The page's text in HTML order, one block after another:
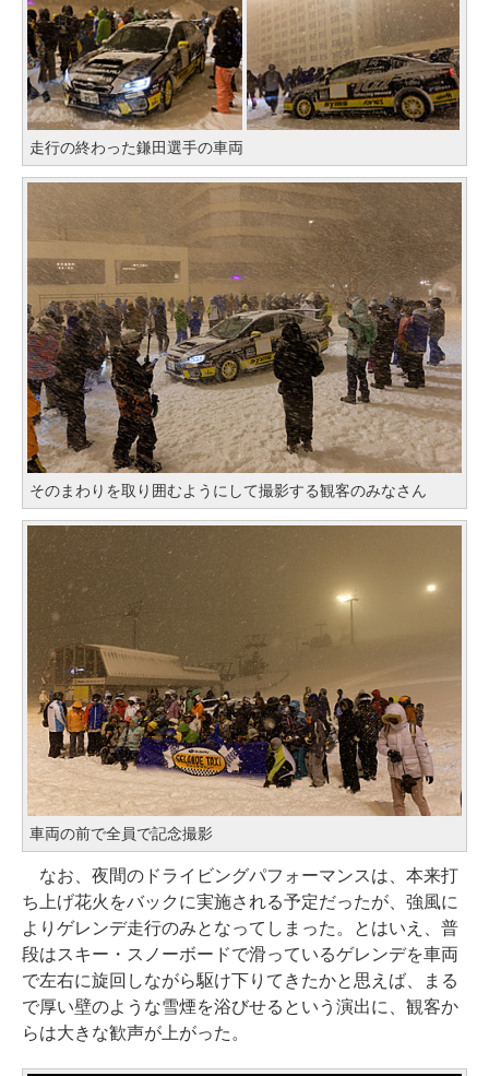
走行の終わった鎌田選手の車両
そのまわりを取り囲むようにして撮影する観客のみなさん
車両の前で全員で記念撮影
なお、夜間のドライビングパフォーマンスは、本来打
ち上げ花火をバックに実施される予定だったが、強風に
よりゲレンデ走行のみとなってしまった。とはいえ、普
段はスキー・スノーボードで滑っているゲレンデを車両
で左右に旋回しながら駆け下りてきたかと思えば、まる
で厚い壁のような雪煙を浴びせるという演出に、観客か
らは大きな歓声が上がった。